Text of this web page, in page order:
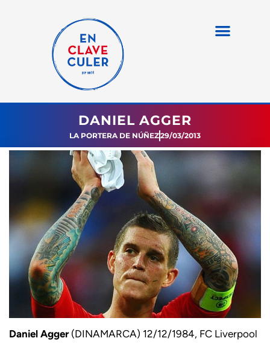
DANIEL AGGER
LA PORTERA DE NÚÑEZ29/03/2013
Daniel Agger(DINAMARCA) 12/12/1984, FC Liverpool